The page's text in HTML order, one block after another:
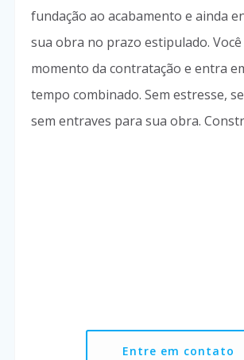
fundação ao acabamento e ainda
sua obra no prazo estipulado.
momento da contratação e entra
tempo combinado. Sem estresse,
sem entraves para sua obra.
Entre em contato